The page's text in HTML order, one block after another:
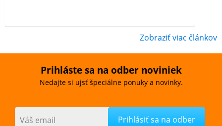
Zobraziť viac článkov
Prihláste sa na odber noviniek
Nedajte si ujsť špeciálne ponuky a novinky.
Váš email